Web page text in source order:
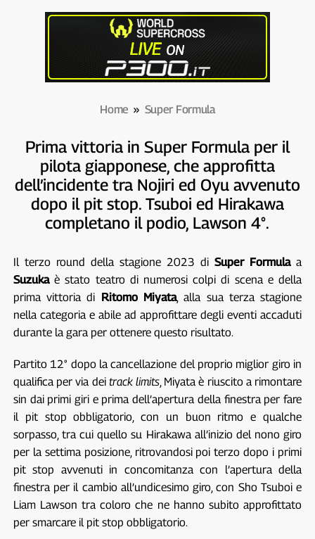
Home » Super Formula
Prima vittoria in Super Formula per il
pilota giapponese, che approfitta
dell’incidente tra Nojiri ed Oyu avvenuto
dopo il pit stop. Tsuboi ed Hirakawa
completano il podio, Lawson 4°.
Il terzo round della stagione 2023 diSuper Formulaa
Suzukaè stato teatro di numerosi colpi di scena e della
prima vittoria di Ritomo Miyata, alla sua terza stagione
nella categoria e abile ad approfittare degli eventi accaduti
durante la gara per ottenere questo risultato.
Partito 12° dopo la cancellazione del proprio miglior giro in
qualifica per via dei track limits, Miyata è riuscito a rimontare
sin dai primi giri e prima dell’apertura della finestra per fare
il pit stop obbligatorio, con un buon ritmo e qualche
sorpasso, tra cui quello su Hirakawa all’inizio del nono giro
per la settima posizione, ritrovandosi poi terzo dopo i primi
pit stop avvenuti in concomitanza con l’apertura della
finestra per il cambio all’undicesimo giro, con Sho Tsuboi e
Liam Lawson tra coloro che ne hanno subito approfittato
per smarcare il pit stop obbligatorio.